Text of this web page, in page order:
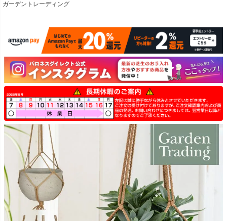
ガーデントレーディング